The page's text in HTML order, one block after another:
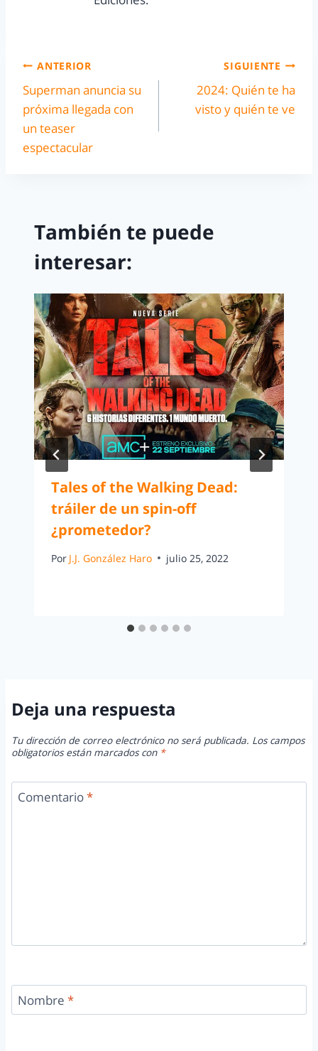
ANTERIOR
Superman anuncia su
próxima llegada con
un teaser
espectacular
SIGUIENTE
2024: Quién te ha
visto y quién te ve
También te puede
interesar:
Tales of the Walking Dead:
tráiler de un spin-off
¿prometedor?
Por J.J. González Haro julio 25, 2022
Deja una respuesta
Tu dirección de correo electrónico no será publicada. Los campos
obligatorios están marcados con *
Comentario*
Nombre *